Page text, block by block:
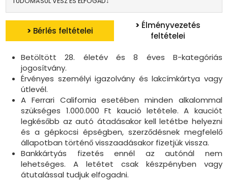
> Bérlés feltételei > Élményvezetés
feltételei
Betöltött 28. életév és 8 éves B-kategóriás
jogosítvány.
Érvényes személyi igazolvány és lakcímkártya vagy
útlevél.
A Ferrari California esetében minden alkalommal
szükséges 1.000.000 Ft kaució letétele. A kauciót
legkésőbb az autó átadásakor kell letétbe helyezni
és a gépkocsi épségben, szerződésnek megfelelő
állapotban történő visszaadásakor fizetjük vissza.
Bankkártyás fizetés ennél az autónál nem
lehetséges. A letétet csak készpényben vagy
átutalással tudjuk elfogadni.